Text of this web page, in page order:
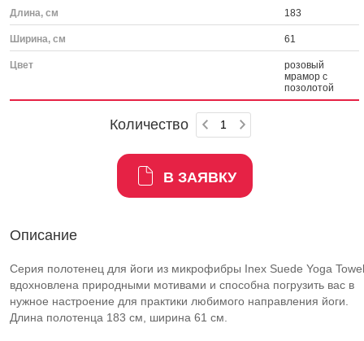
Длина, см 183
Ширина, см 61
Цвет
розовый
мрамор с
позолотой
Количество
В ЗАЯВКУ
Описание
Серия полотенец для йоги из микрофибры Inex Suede Yoga Towel
вдохновлена природными мотивами и способна погрузить вас в
нужное настроение для практики любимого направления йоги.
Длина полотенца 183 см, ширина 61 см.